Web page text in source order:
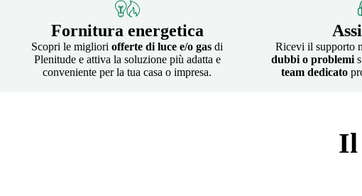
Fornitura energetica
Scopri le migliori offerte di luce e/o gas di
Plenitude e attiva la soluzione più adatta e
conveniente per la tua casa o impresa.
Ricevi il supporto
dubbi o problemi
team dedicato
Il